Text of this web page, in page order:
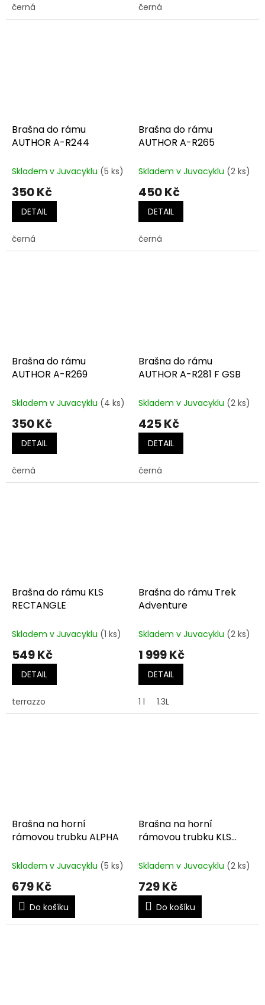
černá černá
Brašna do rámu
AUTHOR A-R244
Skladem v Juvacyklu (5 ks)
350 Kč
DETAIL
černá
Brašna do rámu
AUTHOR A-R265
Skladem v Juvacyklu (2 ks)
450 Kč
DETAIL
černá
Brašna do rámu
AUTHOR A-R269
Skladem v Juvacyklu (4 ks)
350 Kč
DETAIL
černá
Brašna do rámu
AUTHOR A-R281 F GSB
Skladem v Juvacyklu (2 ks)
425 Kč
DETAIL
černá
Brašna do rámu KLS
RECTANGLE
Skladem v Juvacyklu (1 ks)
549 Kč
DETAIL
terrazzo
Brašna do rámu Trek
Adventure
Skladem v Juvacyklu (2 ks)
1 999 Kč
DETAIL
1 l 1.3L
Brašna na horní
rámovou trubku ALPHA
Skladem v Juvacyklu (5 ks)
679 Kč
Do košíku
Brašna na horní
rámovou trubku KLS
Skladem v Juvacyklu (2 ks)
729 Kč
Do košíku